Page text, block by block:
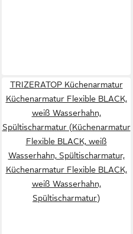
TRIZERATOP Küchenarmatur
Küchenarmatur Flexible BLACK,
weiß Wasserhahn,
Spültischarmatur (Küchenarmatur
Flexible BLACK, weiß
Wasserhahn, Spültischarmatur,
Küchenarmatur Flexible BLACK,
weiß Wasserhahn,
Spültischarmatur)